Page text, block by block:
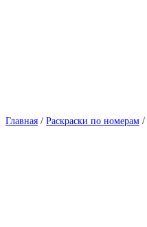
Главная Раскраски по номерам